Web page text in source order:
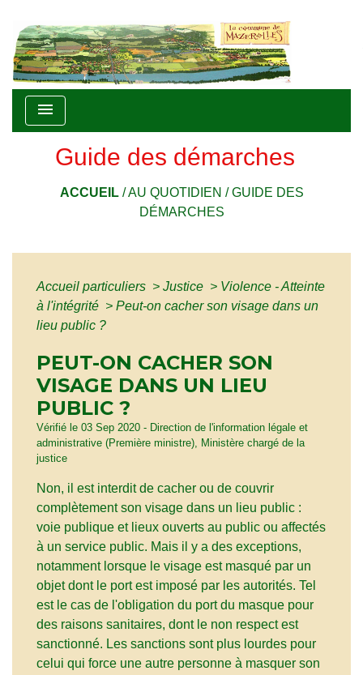
menu
Guide des démarches
ACCUEIL/AU QUOTIDIEN /GUIDE DES
DÉMARCHES
Accueil particuliers > Justice > Violence - Atteinte
à l'intégrité > Peut-on cacher son visage dans un
lieu public ?
PEUT-ON CACHER SON
VISAGE DANS UN LIEU
PUBLIC ?
Vérifié le 03 Sep 2020 - Direction de l'information légale et
administrative (Première ministre), Ministère chargé de la
justice
Non, il est interdit de cacher ou de couvrir
complètement son visage dans un lieu public :
voie publique et lieux ouverts au public ou affectés
à un service public. Mais il y a des exceptions,
notamment lorsque le visage est masqué par un
objet dont le port est imposé par les autorités. Tel
est le cas de l'obligation du port du masque pour
des raisons sanitaires, dont le non respect est
sanctionné. Les sanctions sont plus lourdes pour
celui qui force une autre personne à masquer son